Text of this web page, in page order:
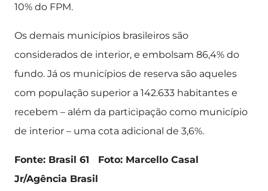
10% do FPM.
Os demais municípios brasileiros são
considerados de interior, e embolsam 86,4% do
fundo. Já os municípios de reserva são aqueles
com população superior a 142.633 habitantes e
recebem – além da participação como município
de interior – uma cota adicional de 3,6%.
Fonte: Brasil 61 Foto: Marcello Casal
Jr/Agência Brasil